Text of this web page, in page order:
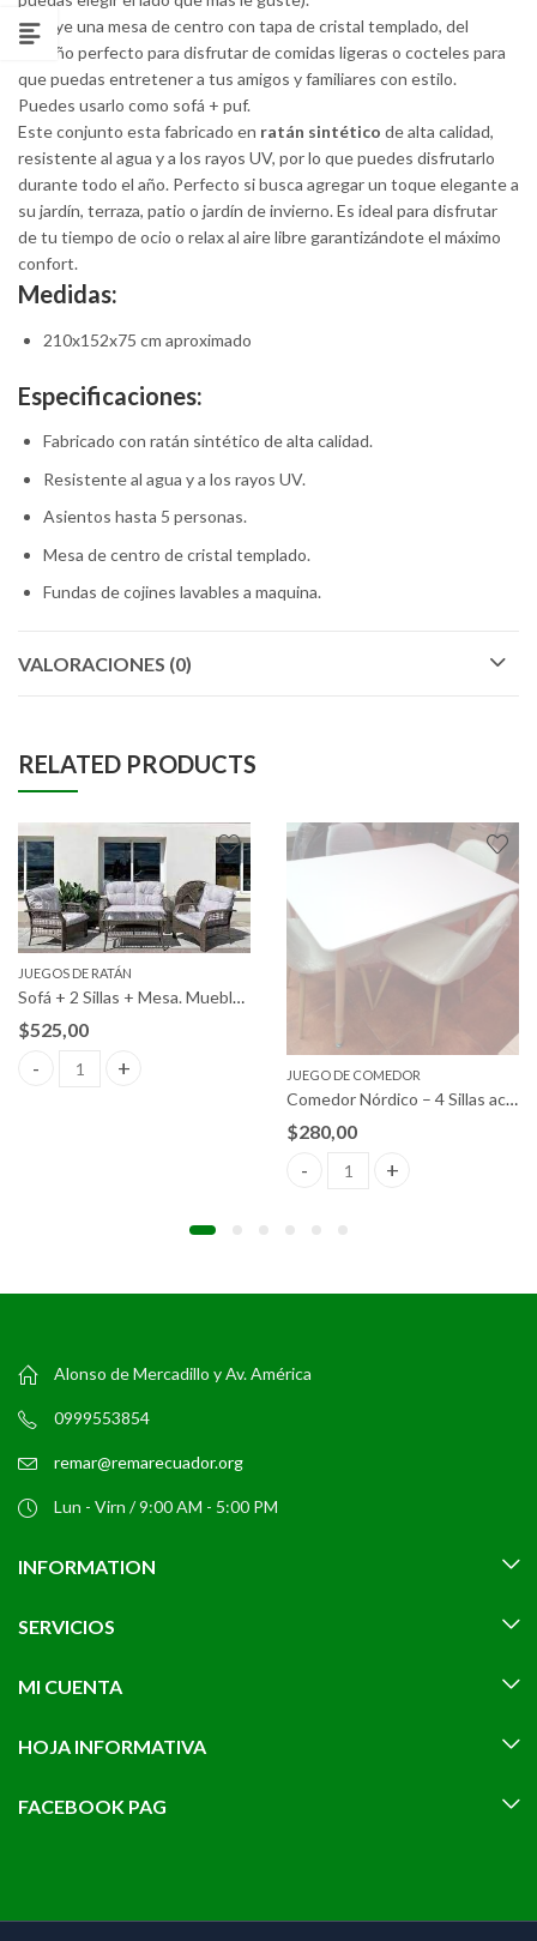
Incluye una mesa de centro con tapa de cristal templado, del
tamaño perfecto para disfrutar de comidas ligeras o cocteles para
que puedas entretener a tus amigos y familiares con estilo.
Puedes usarlo como sofá + puf.
Este conjunto esta fabricado en ratán sintético de alta calidad,
resistente al agua y a los rayos UV, por lo que puedes disfrutarlo
durante todo el año. Perfecto si busca agregar un toque elegante a
su jardín, terraza, patio o jardín de invierno. Es ideal para disfrutar
de tu tiempo de ocio o relax al aire libre garantizándote el máximo
confort.
Medidas:
210x152x75 cm aproximado
Especificaciones:
Fabricado con ratán sintético de alta calidad.
Resistente al agua y a los rayos UV.
Asientos hasta 5 personas.
Mesa de centro de cristal templado.
Fundas de cojines lavables a maquina.
VALORACIONES (0)
RELATED PRODUCTS
JUEGOS DE RATÁN
Sofá + 2 Sillas + Mesa. Muebles de Jardín y Terraza
$525,00
Sofá + 2 Sillas + Mesa. Muebles de Jardín y Terraza quantity
JUEGO DE COMEDOR
Comedor Nórdico – 4 Sillas acolchadas
$280,00
Comedor Nórdico – 4 Sillas
Alonso de Mercadillo y Av. América
0999553854
remar@remarecuador.org
Lun - Virn / 9:00 AM - 5:00 PM
INFORMATION
SERVICIOS
MI CUENTA
HOJA INFORMATIVA
FACEBOOK PAG